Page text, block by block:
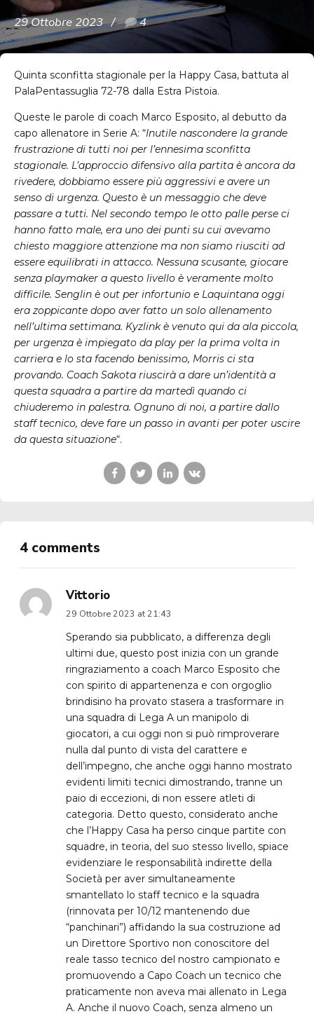
29 Ottobre 2023 4
Quinta sconfitta stagionale per la Happy Casa, battuta al
PalaPentassuglia 72-78 dalla Estra Pistoia.
Queste le parole di coach Marco Esposito, al debutto da
capo allenatore in Serie A: “Inutile nascondere la grande
frustrazione di tutti noi per l’ennesima sconfitta
stagionale. L’approccio difensivo alla partita è ancora da
rivedere, dobbiamo essere più aggressivi e avere un
senso di urgenza. Questo è un messaggio che deve
passare a tutti. Nel secondo tempo le otto palle perse ci
hanno fatto male, era uno dei punti su cui avevamo
chiesto maggiore attenzione ma non siamo riusciti ad
essere equilibrati in attacco. Nessuna scusante, giocare
senza playmaker a questo livello è veramente molto
difficile. Senglin è out per infortunio e Laquintana oggi
era zoppicante dopo aver fatto un solo allenamento
nell’ultima settimana. Kyzlink è venuto qui da ala piccola,
per urgenza è impiegato da play per la prima volta in
carriera e lo sta facendo benissimo, Morris ci sta
provando. Coach Sakota riuscirà a dare un’identità a
questa squadra a partire da martedì quando ci
chiuderemo in palestra. Ognuno di noi, a partire dallo
staff tecnico, deve fare un passo in avanti per poter uscire
da questa situazione“.
4 comments
Vittorio
29 Ottobre 2023 at 21:43
Sperando sia pubblicato, a differenza degli
ultimi due, questo post inizia con un grande
ringraziamento a coach Marco Esposito che
con spirito di appartenenza e con orgoglio
brindisino ha provato stasera a trasformare in
una squadra di Lega A un manipolo di
giocatori, a cui oggi non si può rimproverare
nulla dal punto di vista del carattere e
dell’impegno, che anche oggi hanno mostrato
evidenti limiti tecnici dimostrando, tranne un
paio di eccezioni, di non essere atleti di
categoria. Detto questo, considerato anche
che l’Happy Casa ha perso cinque partite con
squadre, in teoria, del suo stesso livello, spiace
evidenziare le responsabilità indirette della
Società per aver simultaneamente
smantellato lo staff tecnico e la squadra
(rinnovata per 10/12 mantenendo due
“panchinari”) affidando la sua costruzione ad
un Direttore Sportivo non conoscitore del
reale tasso tecnico del nostro campionato e
promuovendo a Capo Coach un tecnico che
praticamente non aveva mai allenato in Lega
A. Anche il nuovo Coach, senza almeno un